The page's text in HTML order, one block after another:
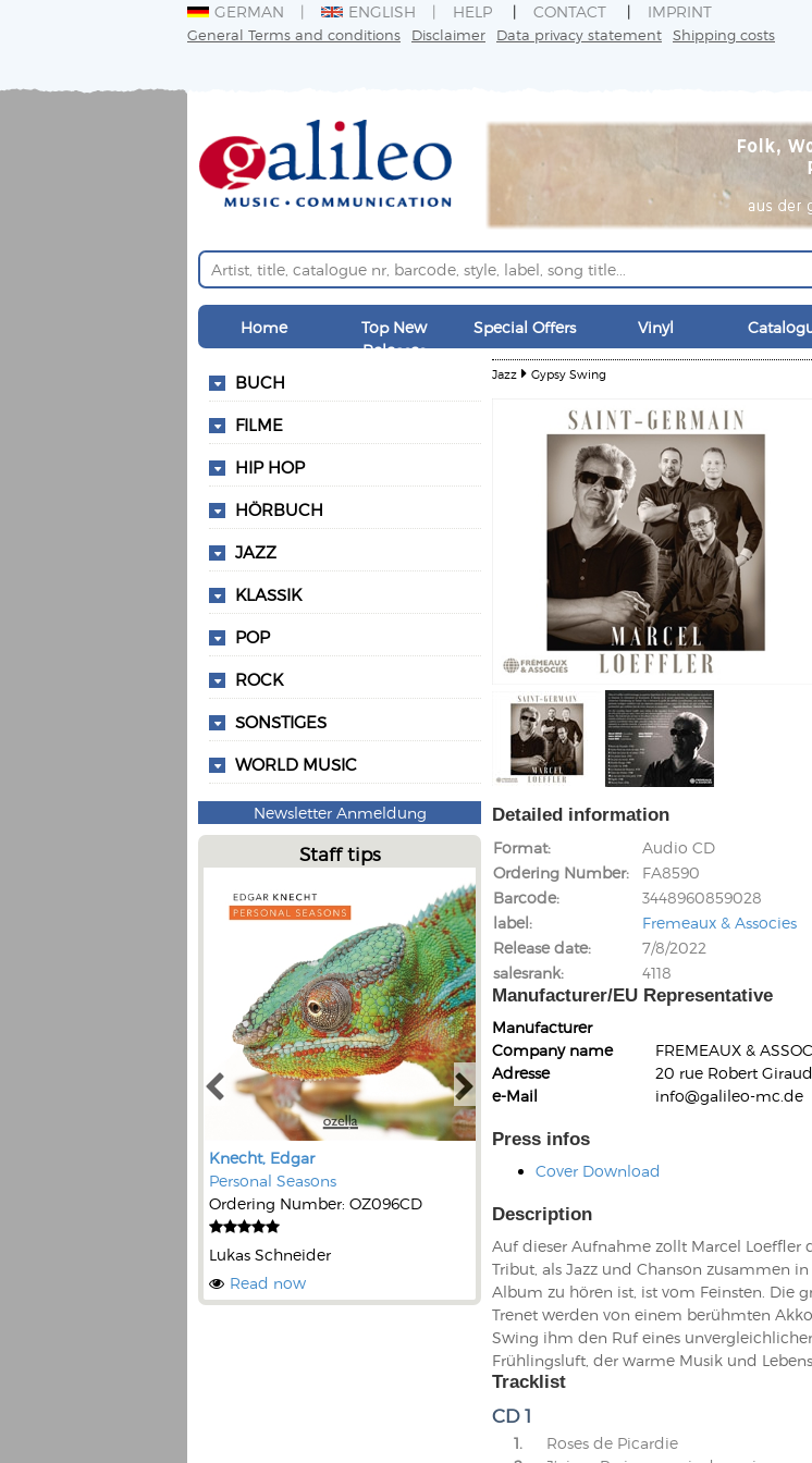
GERMAN ENGLISH HELP CONTACT IMPRINT
General Terms and conditions Disclaimer Data privacy statement Shipping costs
Home
Top New
Releases
Special Offers Vinyl
BUCH
FILME
HIP HOP
HÖRBUCH
JAZZ
KLASSIK
POP
ROCK
SONSTIGES
WORLD MUSIC
Newsletter Anmeldung
Staff tips
Knecht, Edgar
Personal Seasons
Ordering Number: OZ096CD
Lukas Schneider
Read now
Kunkel, Burkard
Ordering Number: BAY022
Daniel Dinkel
Read now
Lukas
Jazz Gypsy Swing
Detailed information
Format
Audio CD
Ordering Number
FA8590
Barcode
3448960859028
label
Fremeaux & Associes
Release date
7/8/2022
salesrank
4118
Manufacturer/EU Representative
Manufacturer
Company name
FREMEAUX &
Adresse
20 rue Robert
e-Mail
info@galileo-mc.de
Press infos
Cover Download
Description
Auf dieser Aufnahme zollt Marcel Loeffler
Tribut, als Jazz und Chanson zusammen
Album zu hören ist, ist vom Feinsten. Die
Trenet werden von einem berühmten
Swing ihm den Ruf eines
Frühlingsluft, der warme Musik und
Tracklist
CD 1
1. Roses de Picardie